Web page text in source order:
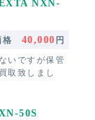
NXN-
格 40,000 円
いですが保管
取致しまし
50S